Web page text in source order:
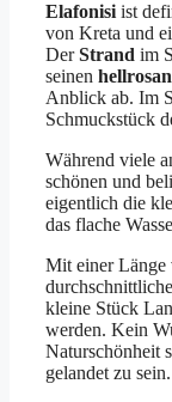
Elafonisi ist
von Kreta und
DerStrand im
seinen
Anblick ab. Im
Schmuckstück
Während viele
schönen und
eigentlich die
das flache
Mit einer Länge
kleine Stück
werden. Kein
Naturschönheit
gelandet zu sein.